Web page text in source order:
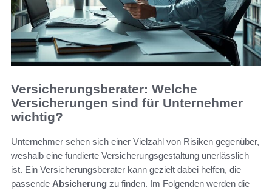
Versicherungsberater: Welche
Versicherungen sind für Unternehmer
wichtig?
Unternehmer sehen sich einer Vielzahl von Risiken gegenüber,
weshalb eine fundierte Versicherungsgestaltung unerlässlich
ist. Ein Versicherungsberater kann gezielt dabei helfen, die
passende Absicherung zu finden. Im Folgenden werden die